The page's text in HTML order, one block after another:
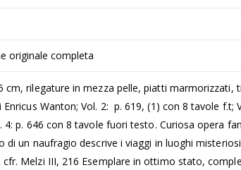
originale completa
cm, rilegature in mezza pelle, piatti
Wanton; Vol. 2: p. 619, (1) con 8 tavole
4: p. 646 con 8 tavole fuori testo. Curiosa opera
di un naufragio descrive i viaggi in luoghi
cfr. Melzi III, 216 Esemplare in ottimo stato,